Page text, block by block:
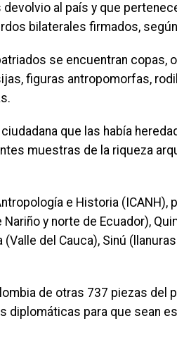
al país y que
bilaterales firmados,
se encuentran copas,
figuras antropomorfas,
que las había
muestras de la riqueza
e Historia (ICANH),
y norte de Ecuador),
del Cauca), Sinú
de otras 737 piezas del
diplomáticas para que sean